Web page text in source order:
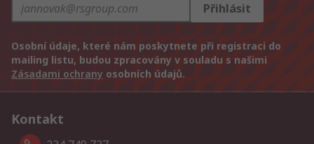
Přihlásit
Osobní údaje, které nám poskytnete při registraci do
mailing listu, budou zpracovány v souladu s našimi
Zásadami ochrany osobních údajů.
Kontakt